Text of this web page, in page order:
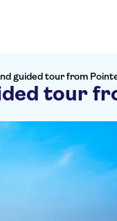
guided tour from
tour